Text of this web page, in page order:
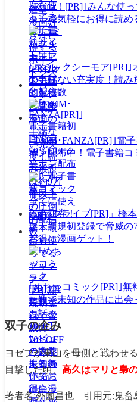
｢Renta！[PR]｣みんな使
タルで気軽にお得に読め
｢コミックシーモア[PR]
の半端ない充実度！読み
的配信数
｢DMM･FANZA[PR]｣電
ポン配布中！電子書籍
券！
｢ブックライブ[PR]」橋
ブ！新規初登録で脅威の
お得に漫画ゲット！
｢めちゃコミック[PR]｣無
ー数で未知の作品に出会
双子の企み
ヨゼフが東山を母側と戦わせ
目撃した頃、 高久はマリと梟
著者名:外薗昌也 引用元:鬼畜